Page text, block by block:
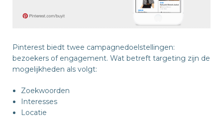
Pinterest biedt twee campagnedoelstellingen:
bezoekers of engagement. Wat betreft targeting zijn de
mogelijkheden als volgt:
Zoekwoorden
Interesses
Locatie